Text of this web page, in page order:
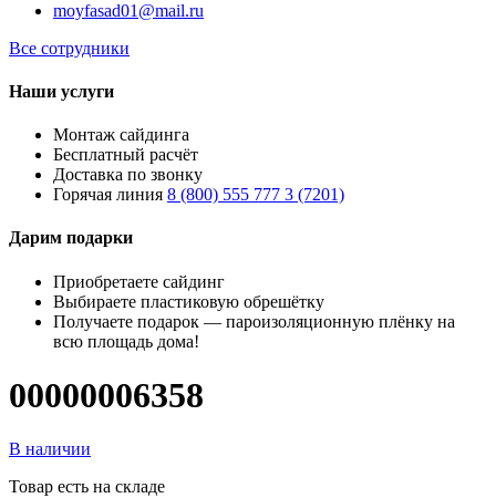
moyfasad01@mail.ru
Все сотрудники
Наши услуги
Монтаж сайдинга
Бесплатный расчёт
Доставка по звонку
Горячая линия 8 (800) 555 777 3 (7201)
Дарим подарки
Приобретаете сайдинг
Выбираете пластиковую обрешётку
Получаете подарок — пароизоляционную плёнку на
всю площадь дома!
00000006358
В наличии
Товар есть на складе